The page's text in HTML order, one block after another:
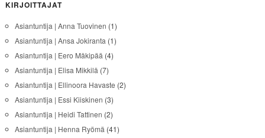
KIRJOITTAJAT
Asiantuntija | Anna Tuovinen (1)
Asiantuntija | Ansa Jokiranta (1)
Asiantuntija | Eero Mäkipää (4)
Asiantuntija | Elisa Mikkilä (7)
Asiantuntija | Ellinoora Havaste (2)
Asiantuntija | Essi Kiiskinen (3)
Asiantuntija | Heidi Tattinen (2)
Asiantuntija | Henna Ryömä (41)